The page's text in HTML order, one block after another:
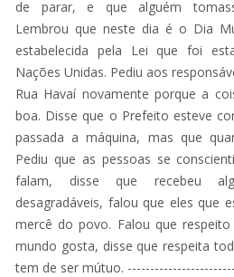
de parar, e que alguém
Lembrou que neste dia é o Dia
estabelecida pela Lei que foi
Nações Unidas. Pediu aos
Rua Havaí novamente porque a
boa. Disse que o Prefeito esteve
passada a máquina, mas que
Pediu que as pessoas se
falam, disse que recebeu
desagradáveis, falou que eles que
mercê do povo. Falou que
mundo gosta, disse que respeita
tem de ser mútuo.